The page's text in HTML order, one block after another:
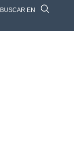
BUSCAR EN